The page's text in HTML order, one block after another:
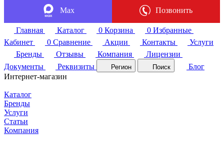
Max Позвонить
Главная Каталог 0 Корзина 0 Избранные
Кабинет
0 Сравнение Акции Контакты
Услуги
Бренды
Отзывы Компания
Лицензии
Документы
Реквизиты Регион Поиск
Блог
Интернет-магазин
Каталог
Бренды
Услуги
Статьи
Компания